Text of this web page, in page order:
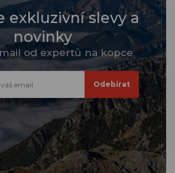
exkluzivní slevy a
novinky
od expertů na kopce